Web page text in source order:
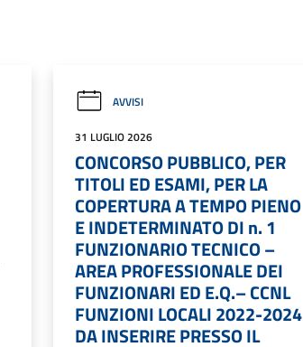
AVVISI
31 LUGLIO 2026
CONCORSO PUBBLICO, PER
TITOLI ED ESAMI, PER LA
COPERTURA A TEMPO PIENO
E INDETERMINATO DI n. 1
FUNZIONARIO TECNICO –
AREA PROFESSIONALE DEI
FUNZIONARI ED E.Q.– CCNL
FUNZIONI LOCALI 2022-2024
DA INSERIRE PRESSO IL